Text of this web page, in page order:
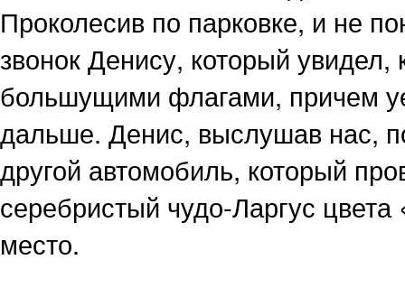
Проколесив по парковке, и не
звонок Денису, который
большущими флагами, причем
дальше. Денис, выслушав нас,
другой автомобиль, который
серебристый чудо-Ларгус
место.